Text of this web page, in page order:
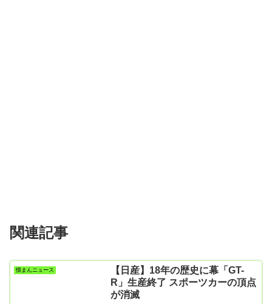
関連記事
憤まんニュース
【日産】18年の歴史に幕「GT-
R」生産終了 スポーツカーの頂点
が消滅